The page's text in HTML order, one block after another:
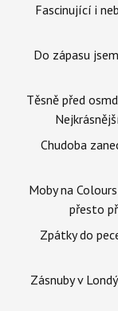
Fascinující i
Do zápasu
Těsně před
Chudoba
Moby na
přesto
Zpátky do
Zásnuby v